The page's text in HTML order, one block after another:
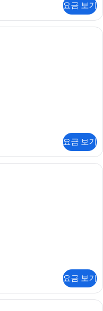
요금 보기
어 스위트 (New Millennium) | 고
요금 보기
트 (Aqua) | 고급 침구, 미니바, 객
요금 보기
트, 침실 2개 (Aqua) | 고급 침구,